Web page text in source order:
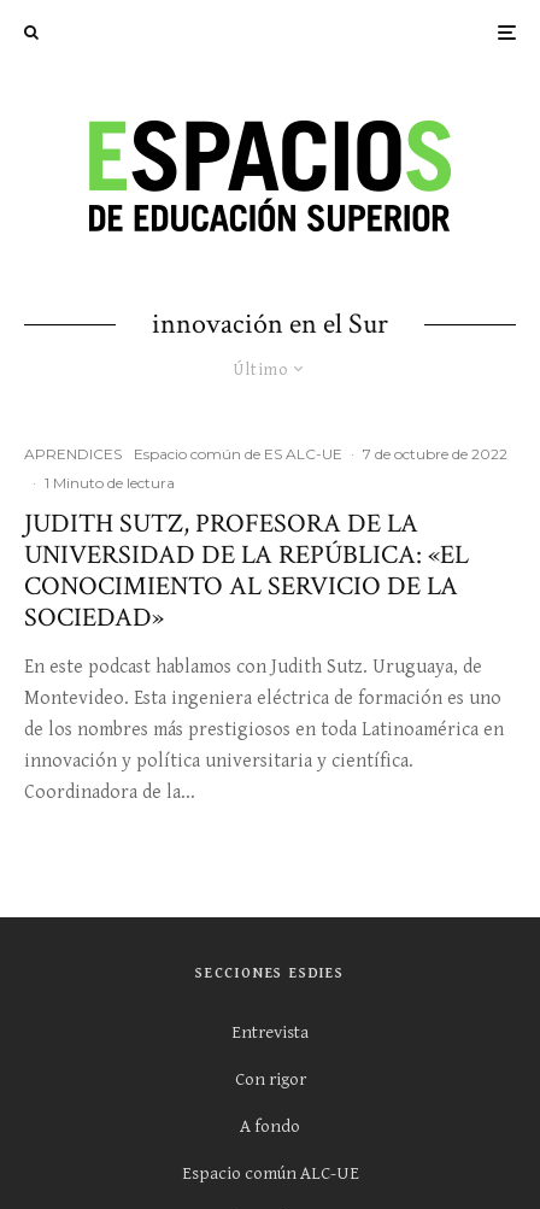
innovación en el Sur
Último
APRENDICES Espacio común de ES ALC-UE · 7 de octubre de 2022
· 1 Minuto de lectura
JUDITH SUTZ, PROFESORA DE LA
UNIVERSIDAD DE LA REPÚBLICA: «EL
CONOCIMIENTO AL SERVICIO DE LA
SOCIEDAD»
En este podcast hablamos con Judith Sutz. Uruguaya, de
Montevideo. Esta ingeniera eléctrica de formación es uno
de los nombres más prestigiosos en toda Latinoamérica en
innovación y política universitaria y científica.
Coordinadora de la...
SECCIONES ESDIES
Entrevista
Con rigor
A fondo
Espacio común ALC-UE